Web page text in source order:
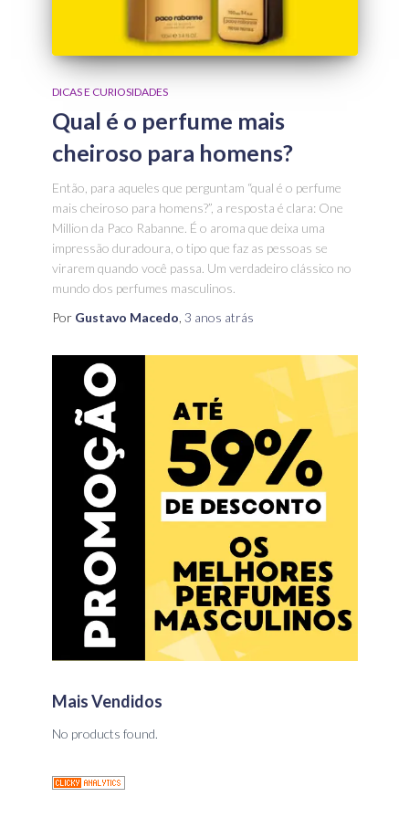
DICAS E CURIOSIDADES
Qual é o perfume mais
cheiroso para homens?
Então, para aqueles que perguntam “qual é o perfume
mais cheiroso para homens?”, a resposta é clara: One
Million da Paco Rabanne. É o aroma que deixa uma
impressão duradoura, o tipo que faz as pessoas se
virarem quando você passa. Um verdadeiro clássico no
mundo dos perfumes masculinos.
Por Gustavo Macedo 3 anos atrás
Mais Vendidos
No products found.